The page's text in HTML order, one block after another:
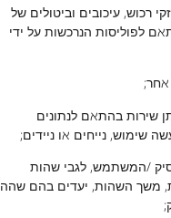
רכוש, עיכובים וביטולים של
לפוליסות הנרכשות על ידי
אחר;
שירות בהתאם לנתונים
נייחים או ניידים;
/המשתמש, לגבי שהות
משך השהות, יעדים בהם שהה